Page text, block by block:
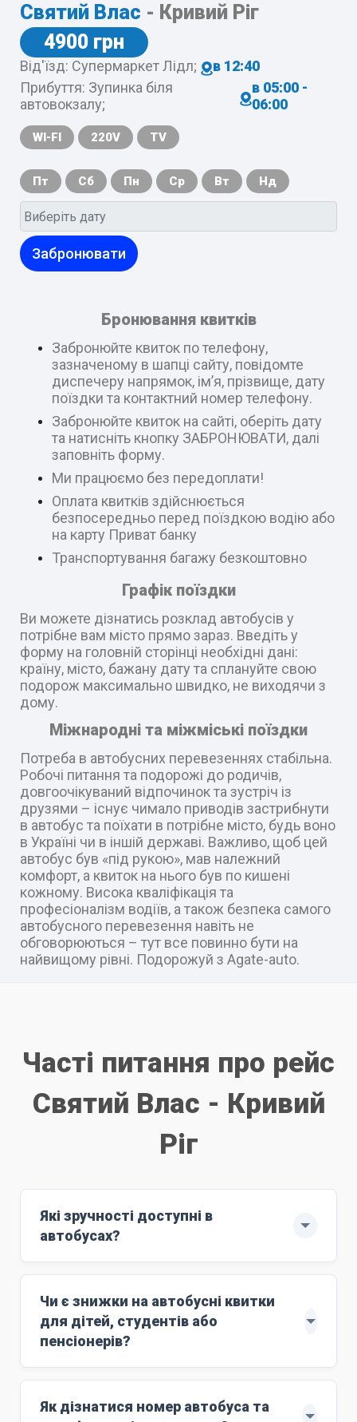
Святий Влас - Кривий Ріг
4900 грн
Від'їзд: Супермаркет Лідл;
в 12:40
Прибуття: Зупинка біля
автовокзалу;
в 05:00 -
06:00
WI-FI 220V TV
Пт Сб Пн Ср Вт Нд
Забронювати
Бронювання квитків
Забронюйте квиток по телефону,
зазначеному в шапці сайту, повідомте
диспечеру напрямок, ім’я, прізвище, дату
поїздки та контактний номер телефону.
Забронюйте квиток на сайті, оберіть дату
та натисніть кнопку ЗАБРОНЮВАТИ, далі
заповніть форму.
Ми працюємо без передоплати!
Оплата квитків здійснюється
безпосередньо перед поїздкою водію або
на карту Приват банку
Транспортування багажу безкоштовно
Графік поїздки
Ви можете дізнатись розклад автобусів у
потрібне вам місто прямо зараз. Введіть у
форму на головній сторінці необхідні дані:
країну, місто, бажану дату та сплануйте свою
подорож максимально швидко, не виходячи з
дому.
Міжнародні та міжміські поїздки
Потреба в автобусних перевезеннях стабільна.
Робочі питання та подорожі до родичів,
довгоочікуваний відпочинок та зустріч із
друзями – існує чимало приводів застрибнути
в автобус та поїхати в потрібне місто, будь воно
в Україні чи в іншій державі. Важливо, щоб цей
автобус був «під рукою», мав належний
комфорт, а квиток на нього був по кишені
кожному. Висока кваліфікація та
професіоналізм водіїв, а також безпека самого
автобусного перевезення навіть не
обговорюються – тут все повинно бути на
найвищому рівні. Подорожуй з Agate-auto.
Часті питання про рейс
Святий Влас - Кривий
Ріг
Які зручності доступні в
автобусах?
м'які комфортні сидіння;
Wi-Fi;
кондиціонер;
працюючий туалет;
Чи є знижки на автобусні квитки
для дітей, студентів або
пенсіонерів?
Знижки поширюються на дітей віком до 10
років. Для цього маршруту ціна дитячого
квитка становить
4400 грн
. Дитяче лежаче
Як дізнатися номер автобуса та